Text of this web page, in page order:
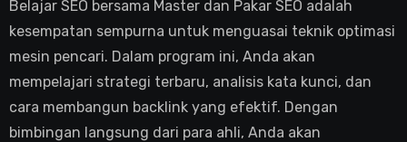
Belajar SEO bersama Master dan Pakar SEO adalah
kesempatan sempurna untuk menguasai teknik optimasi
mesin pencari. Dalam program ini, Anda akan
mempelajari strategi terbaru, analisis kata kunci, dan
cara membangun backlink yang efektif. Dengan
bimbingan langsung dari para ahli, Anda akan